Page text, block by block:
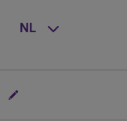
NL